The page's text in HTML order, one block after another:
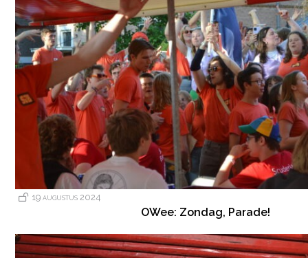
19 augustus 2024
OWee: Zondag, Parade!